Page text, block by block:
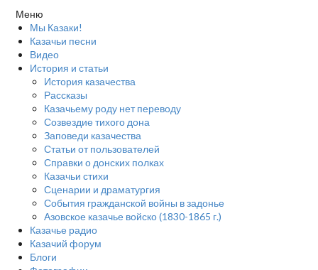
Меню
Мы Казаки!
Казачьи песни
Видео
История и статьи
История казачества
Рассказы
Казачьему роду нет переводу
Созвездие тихого дона
Заповеди казачества
Статьи от пользователей
Справки о донских полках
Казачьи стихи
Сценарии и драматургия
События гражданской войны в задонье
Азовское казачье войско (1830-1865 г.)
Казачье радио
Казачий форум
Блоги